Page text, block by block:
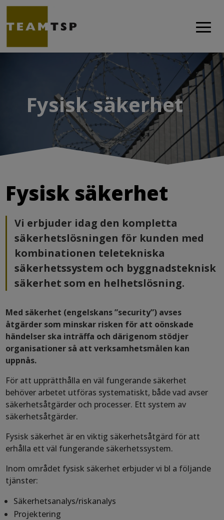
Fysisk säkerhet
Fysisk säkerhet
Vi erbjuder idag den kompletta
säkerhetslösningen för kunden med
kombinationen teletekniska
säkerhetssystem och byggnadsteknisk
säkerhet som en helhetslösning.
Med säkerhet (engelskans ”security”) avses
åtgärder som minskar risken för att oönskade
händelser ska inträffa och därigenom stödjer
organisationer så att verksamhetsmålen kan
uppnås.
För att upprätthålla en väl fungerande säkerhet
behöver arbetet utföras systematiskt, både vad avser
säkerhetsåtgärder och processer. Ett system av
säkerhetsåtgärder.
Fysisk säkerhet är en viktig säkerhetsåtgärd för att
erhålla ett väl fungerande säkerhetssystem.
Inom området fysisk säkerhet erbjuder vi bl a följande
tjänster:
Säkerhetsanalys/riskanalys
Projektering